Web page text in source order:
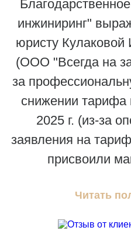
инжиниринг"
юристу
(ООО "Всегда на
за
снижении тарифа
2025 г. (из-за
заявления на
присвоили
Читать